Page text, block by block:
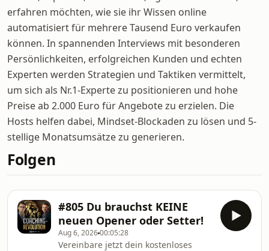
erfahren möchten, wie sie ihr Wissen online
automatisiert für mehrere Tausend Euro verkaufen
können. In spannenden Interviews mit besonderen
Persönlichkeiten, erfolgreichen Kunden und echten
Experten werden Strategien und Taktiken vermittelt,
um sich als Nr.1-Experte zu positionieren und hohe
Preise ab 2.000 Euro für Angebote zu erzielen. Die
Hosts helfen dabei, Mindset-Blockaden zu lösen und 5-
stellige Monatsumsätze zu generieren.
Folgen
#805 Du brauchst KEINE
neuen Opener oder Setter!
Aug 6, 202600:05:28
Vereinbare jetzt dein kostenloses